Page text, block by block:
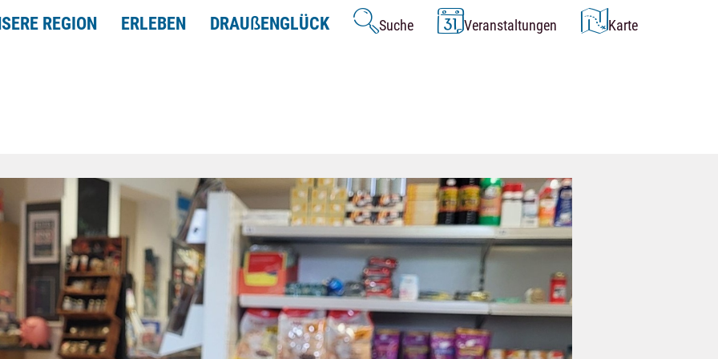
REGION ERLEBEN DRAUßENGLÜCK Suche Veranstaltungen Karte